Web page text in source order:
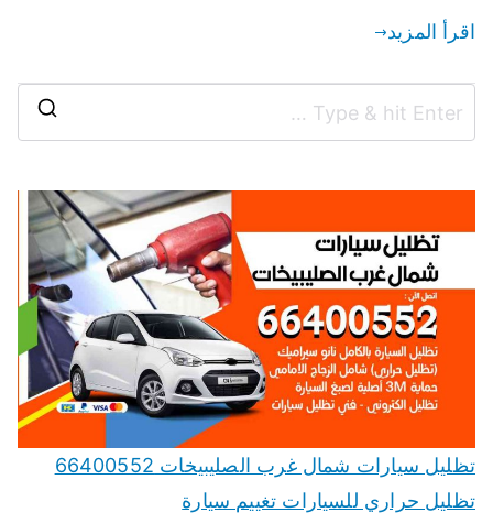
اقرأ المزيد
تظليل سيارات شمال غرب الصليبيخات 66400552
تظليل حراري للسيارات تغييم سيارة